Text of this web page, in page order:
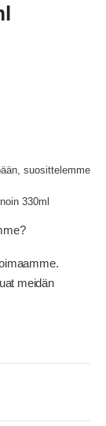
suosittelemme
330ml
meidän